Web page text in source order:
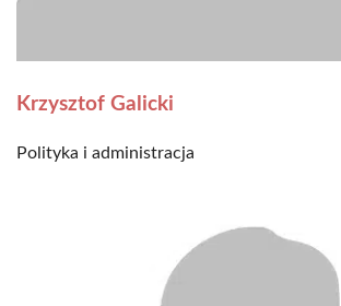
Krzysztof Galicki
Polityka i administracja